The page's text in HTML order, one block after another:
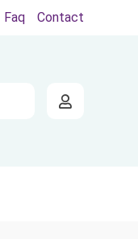
Faq Contact